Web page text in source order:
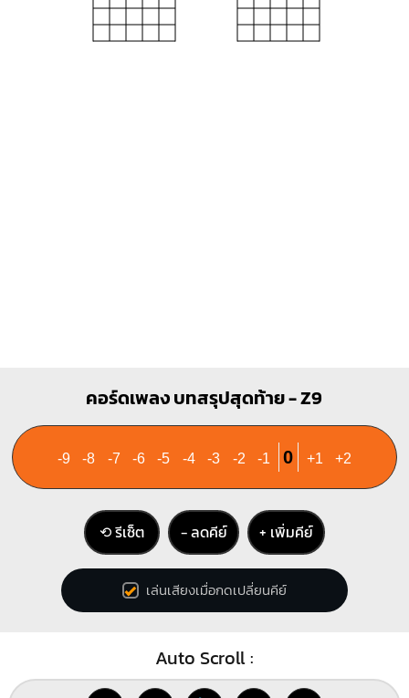
คอร์ดเพลง บทสรุปสุดท้าย - Z9
-9 -8 -7 -6 -5 -4 -3 -2 -1 0 +1 +2
⟲ รีเซ็ต − ลดคีย์ + เพิ่มคีย์
เล่นเสียงเมื่อกดเปลี่ยนคีย์
Auto Scroll :